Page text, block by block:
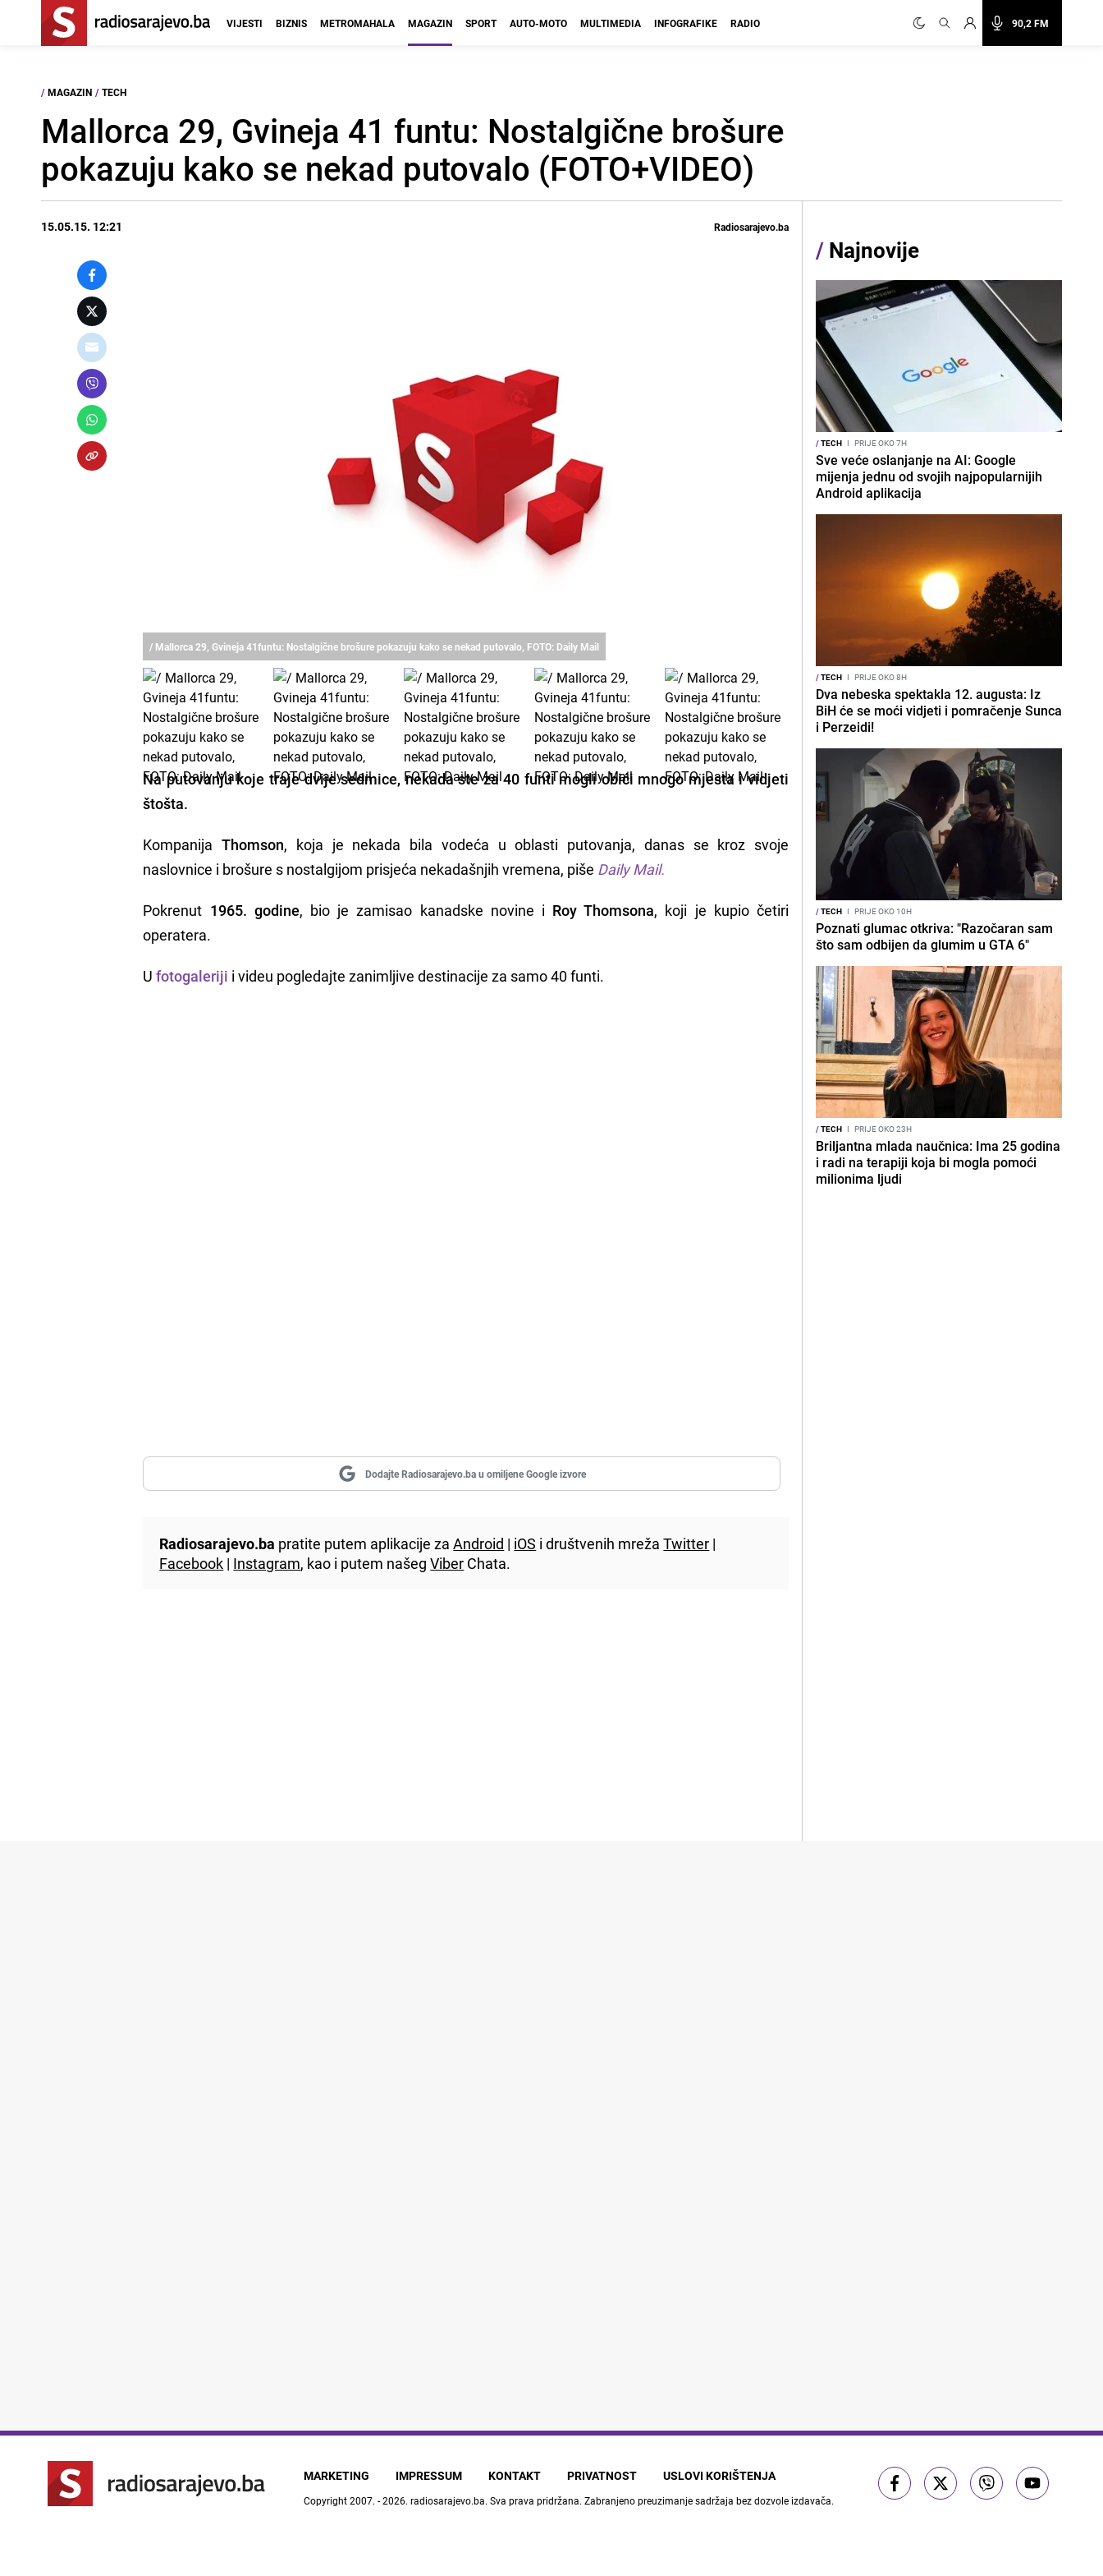
90,2 FM
VIJESTI BIZNIS METROMAHALA MAGAZIN SPORT AUTO-MOTO MULTIMEDIA INFOGRAFIKE RADIO
/ MAGAZIN / TECH
Mallorca 29, Gvineja 41 funtu: Nostalgične brošure
pokazuju kako se nekad putovalo (FOTO+VIDEO)
15.05.15. 12:21 Radiosarajevo.ba
/ Mallorca 29, Gvineja 41funtu: Nostalgične brošure pokazuju kako se nekad putovalo, FOTO: Daily Mail
Na putovanju koje traje dvije sedmice, nekada ste za 40 funti mogli obići mnogo mjesta i vidjeti
štošta.
KompanijaThomson, koja je nekada bila vodeća u oblasti putovanja, danas se kroz svoje
naslovnice i brošure s nostalgijom prisjeća nekadašnjih vremena, piše Daily Mail.
Pokrenut 1965. godine, bio je zamisao kanadske novine i Roy Thomsona, koji je kupio četiri
operatera.
Ufotogaleriji i videu pogledajte zanimljive destinacije za samo 40 funti.
Dodajte Radiosarajevo.ba u omiljene Google izvore
Radiosarajevo.ba pratite putem aplikacije zaAndroid | iOS i društvenih mrežaTwitter |
Facebook | Instagram, kao i putem našegViber Chata.
/ Najnovije
/TECH I PRIJE OKO 7H
Sve veće oslanjanje na AI: Google
mijenja jednu od svojih najpopularnijih
Android aplikacija
/TECH I PRIJE OKO 8H
Dva nebeska spektakla 12. augusta: Iz
BiH će se moći vidjeti i pomračenje Sunca
i Perzeidi!
/TECH I PRIJE OKO 10H
Poznati glumac otkriva: "Razočaran sam
što sam odbijen da glumim u GTA 6"
/TECH I PRIJE OKO 23H
Briljantna mlada naučnica: Ima 25 godina
i radi na terapiji koja bi mogla pomoći
milionima ljudi
MARKETING IMPRESSUM KONTAKT PRIVATNOST USLOVI KORIŠTENJA
Copyright 2007. - 2026. radiosarajevo.ba. Sva prava pridržana. Zabranjeno preuzimanje sadržaja bez dozvole izdavača.